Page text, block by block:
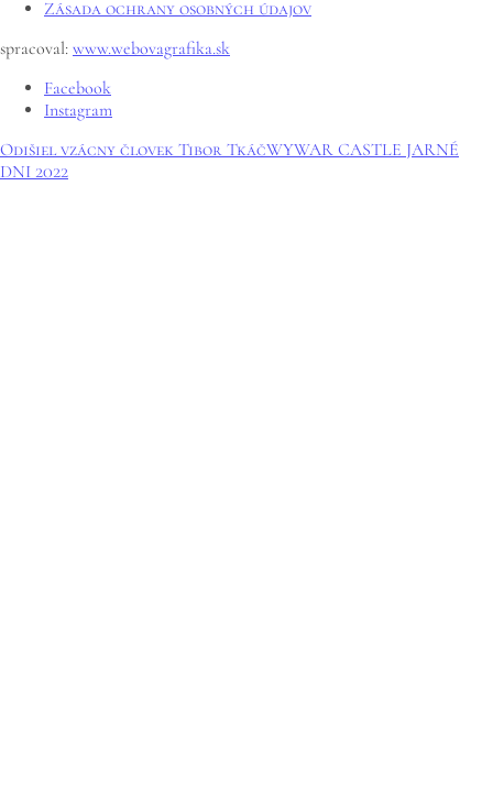
Zásada ochrany osobných údajov
spracoval: www.webovagrafika.sk
Facebook
Instagram
Odišiel vzácny človek Tibor TkáčWYWAR CASTLE JARNÉ
DNI 2022